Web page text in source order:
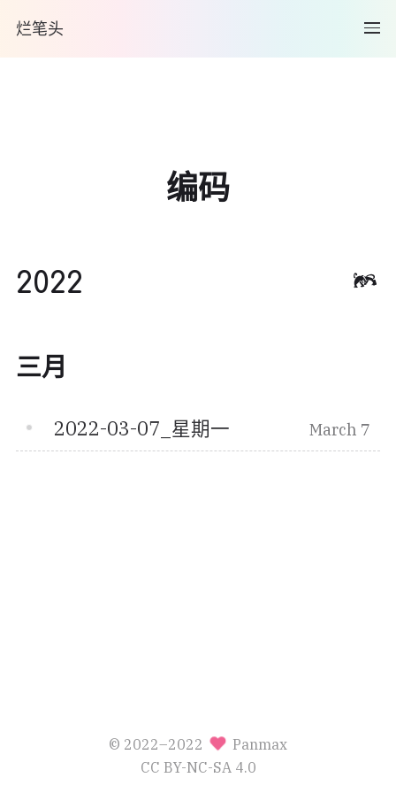
烂笔头
编码
2022
三月
2022-03-07_星期一 March 7
© 2022–2022
Panmax
CC BY-NC-SA 4.0